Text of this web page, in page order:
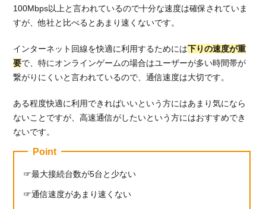
100Mbps以上と言われているので十分な速度は確保されていま
すが、他社と比べるとあまり速くないです。
インターネット回線を快適に利用するためには下りの速度が重
要で、特にオンラインゲームの場合はユーザーが多い時間帯が
繋がりにくいと言われているので、通信速度は大切です。
ある程度快適に利用できればいいという方にはあまり気になら
ないことですが、高速通信がしたいという方にはおすすめでき
ないです。
Point
最大接続台数が5台と少ない
通信速度があまり速くない